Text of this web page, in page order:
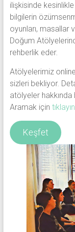
ilişkisinde
bilgilerin
oyunları, masallar
Doğum
rehberlik eder.
Atölyelerimiz
sizleri bekliyor.
atölyeler
Aramak için
Keşfet